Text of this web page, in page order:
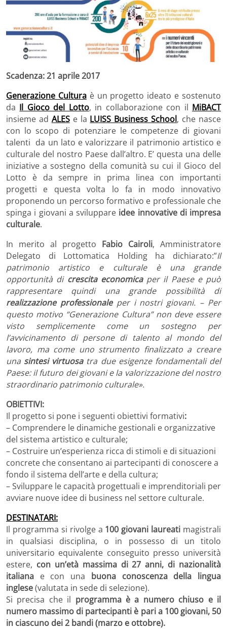
Scadenza: 21 aprile 2017
Generazione Culturaè un progetto ideato e sostenuto
da Il Gioco del Lotto, in collaborazione con il MiBACT
insieme ad ALESe la LUISS Business School, che nasce
con lo scopo di potenziare le competenze di giovani
talenti da un lato e valorizzare il patrimonio artistico e
culturale del nostro Paese dall’altro. E’ questa una delle
iniziative a sostegno della comunità su cui il Gioco del
Lotto è da sempre in prima linea con importanti
progetti e questa volta lo fa in modo innovativo
proponendo un percorso formativo e professionale che
spinga i giovani a sviluppare idee innovative di impresa
culturale.
In merito al progetto Fabio Cairoli, Amministratore
Delegato di Lottomatica Holding ha dichiarato:”Il
patrimonio artistico e culturale è una grande
opportunità di crescita economicaper il Paese e può
rappresentare quindi una grande possibilità di
realizzazione professionale per i nostri giovani. – Per
questo motivo “Generazione Cultura” non deve essere
visto semplicemente come un sostegno per
l’avvicinamento di persone di talento al mondo del
lavoro, ma come uno strumento finalizzato a creare
una sintesi virtuosatra due esigenze fondamentali del
Paese: il futuro dei giovani e la valorizzazione del nostro
straordinario patrimonio culturale».
OBIETTIVI:
Il progetto si pone i seguenti obiettivi formativi:
– Comprendere le dinamiche gestionali e organizzative
del sistema artistico e culturale;
– Costruire un’esperienza ricca di stimoli e di situazioni
concrete che consentano ai partecipanti di conoscere a
fondo il sistema dell’arte e della cultura;
– Sviluppare le capacità progettuali e imprenditoriali per
avviare nuove idee di business nel settore culturale.
DESTINATARI:
Il programma si rivolge a 100 giovani laureati magistrali
in qualsiasi disciplina, o in possesso di un titolo
universitario equivalente conseguito presso università
estere, con un’età massima di 27 anni, di nazionalità
italiana e con una buona conoscenza della lingua
inglese(valutata in sede di selezione).
Si precisa che il programma è a numero chiuso e il
numero massimo di partecipanti è pari a 100 giovani, 50
in ciascuno dei 2 bandi (marzo e ottobre).